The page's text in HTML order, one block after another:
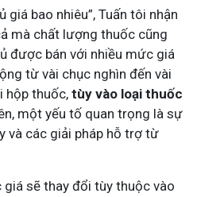
giá bao nhiêu”, Tuấn tôi nhận
mà chất lượng thuốc cũng
được bán với nhiều mức giá
từ vài chục nghìn đến vài
hộp thuốc, tùy vào loại thuốc
một yếu tố quan trọng là sự
và các giải pháp hỗ trợ từ
sẽ thay đổi tùy thuộc vào